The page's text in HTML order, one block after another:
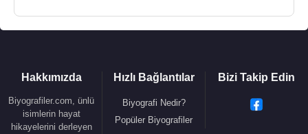
Hakkımızda
Biyografiler.com, ünlü
isimlerin hayat
hikayelerini derleyen
Hızlı Bağlantılar
Biyografi Nedir?
Popüler Biyografiler
Bizi Takip Edin